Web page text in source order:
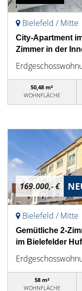
Bielefeld / Mitte
City-Apartment
Zimmer in der
50,48 m²
WOHNFLÄCHE
169.000,- €
Bielefeld / Mitte
Gemütliche 2-
im Bielefelder
58 m²
WOHNFLÄCHE